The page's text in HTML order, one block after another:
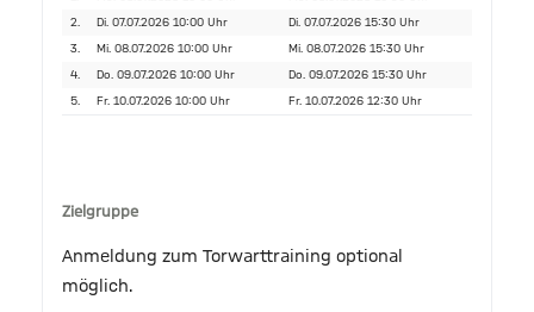
2. Di. 07.07.2026 10:00 Uhr Di. 07.07.2026 15:30 Uhr
3. Mi. 08.07.2026 10:00 Uhr Mi. 08.07.2026 15:30 Uhr
4. Do. 09.07.2026 10:00 Uhr Do. 09.07.2026 15:30 Uhr
5. Fr. 10.07.2026 10:00 Uhr Fr. 10.07.2026 12:30 Uhr
Zielgruppe
Anmeldung zum Torwarttraining optional
möglich.